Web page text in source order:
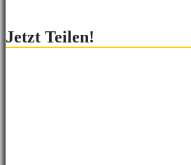
Jetzt Teilen!